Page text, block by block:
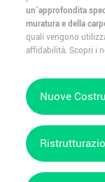
un’approfondita
muratura e della
quali vengono
affidabilità. Scopri i
Nuove